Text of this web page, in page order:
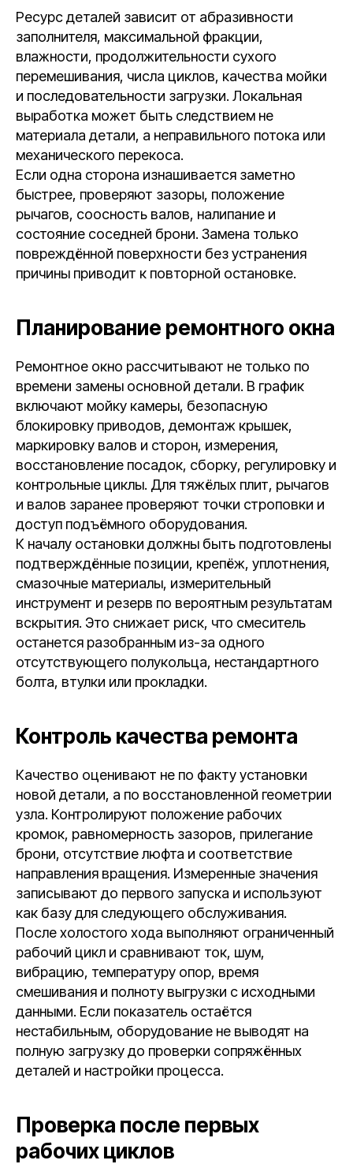
Ресурс деталей зависит от абразивности
заполнителя, максимальной фракции,
влажности, продолжительности сухого
перемешивания, числа циклов, качества мойки
и последовательности загрузки. Локальная
выработка может быть следствием не
материала детали, а неправильного потока или
механического перекоса.
Если одна сторона изнашивается заметно
быстрее, проверяют зазоры, положение
рычагов, соосность валов, налипание и
состояние соседней брони. Замена только
повреждённой поверхности без устранения
причины приводит к повторной остановке.
Планирование ремонтного окна
Ремонтное окно рассчитывают не только по
времени замены основной детали. В график
включают мойку камеры, безопасную
блокировку приводов, демонтаж крышек,
маркировку валов и сторон, измерения,
восстановление посадок, сборку, регулировку и
контрольные циклы. Для тяжёлых плит, рычагов
и валов заранее проверяют точки строповки и
доступ подъёмного оборудования.
К началу остановки должны быть подготовлены
подтверждённые позиции, крепёж, уплотнения,
смазочные материалы, измерительный
инструмент и резерв по вероятным результатам
вскрытия. Это снижает риск, что смеситель
останется разобранным из-за одного
отсутствующего полукольца, нестандартного
болта, втулки или прокладки.
Контроль качества ремонта
Качество оценивают не по факту установки
новой детали, а по восстановленной геометрии
узла. Контролируют положение рабочих
кромок, равномерность зазоров, прилегание
брони, отсутствие люфта и соответствие
направления вращения. Измеренные значения
записывают до первого запуска и используют
как базу для следующего обслуживания.
После холостого хода выполняют ограниченный
рабочий цикл и сравнивают ток, шум,
вибрацию, температуру опор, время
смешивания и полноту выгрузки с исходными
данными. Если показатель остаётся
нестабильным, оборудование не выводят на
полную загрузку до проверки сопряжённых
деталей и настройки процесса.
Проверка после первых
рабочих циклов